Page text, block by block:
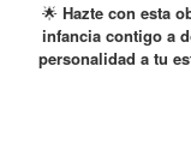
🌟Hazte con esta
infancia contigo a
personalidad a tu